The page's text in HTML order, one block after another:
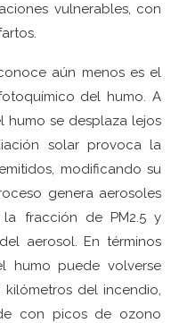
vulnerables, con
aún menos es el
del humo. A
humo se desplaza lejos
solar provoca la
modificando su
genera aerosoles
la fracción de PM2.5 y
aerosol. En términos
humo puede volverse
del incendio,
con picos de ozono